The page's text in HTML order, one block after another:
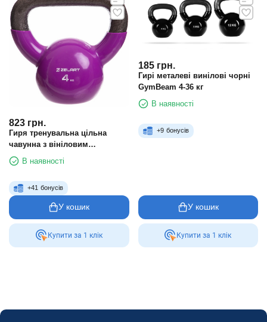
823 грн.
Гиря тренувальна цільна
чавунна з вініловим
покриттям Zelart TA-2680-4 4 кг
фіолетовий
В наявності
+41 бонусів
У кошик
Купити за 1 клiк
185 грн.
Гирі металеві винілові чорні
GymBeam 4-36 кг
В наявності
+9 бонусів
У кошик
Купити за 1 клiк